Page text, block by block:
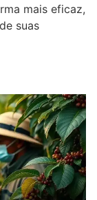
mais eficaz,
suas